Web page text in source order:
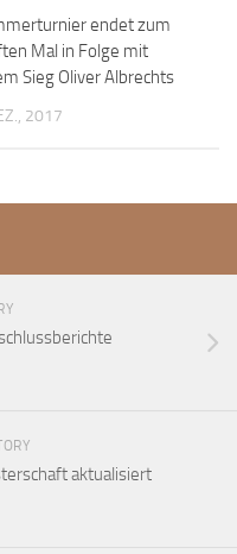
endet zum
Mal in Folge mit
Sieg Oliver Albrechts
2017
aktualisiert